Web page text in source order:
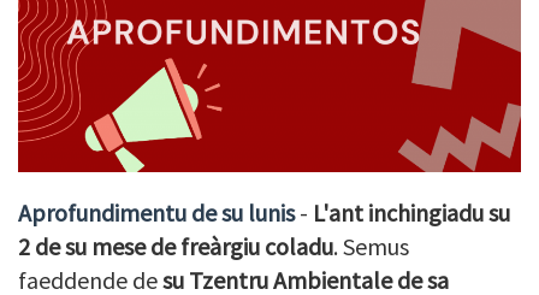
Aprofundimentu de su lunis - L'ant inchingiadu su
2 de su mese de freàrgiu coladu. Semus
faeddende desu Tzentru Ambientale de sa